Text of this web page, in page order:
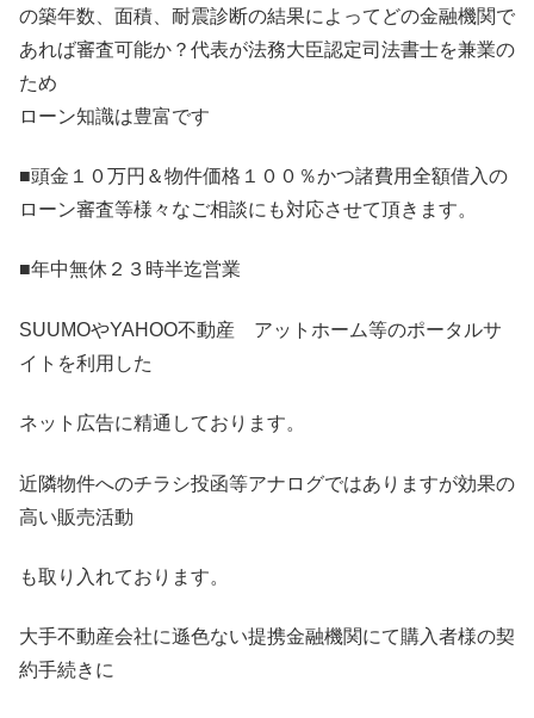
の築年数、面積、耐震診断の結果によってどの金融機関で
あれば審査可能か？代表が法務大臣認定司法書士を兼業の
ため
ローン知識は豊富です
■頭金１０万円＆物件価格１００％かつ諸費用全額借入の
ローン審査等様々なご相談にも対応させて頂きます。
■年中無休２３時半迄営業
SUUMOやYAHOO不動産 アットホーム等のポータルサ
イトを利用した
ネット広告に精通しております。
近隣物件へのチラシ投函等アナログではありますが効果の
高い販売活動
も取り入れております。
大手不動産会社に遜色ない提携金融機関にて購入者様の契
約手続きに